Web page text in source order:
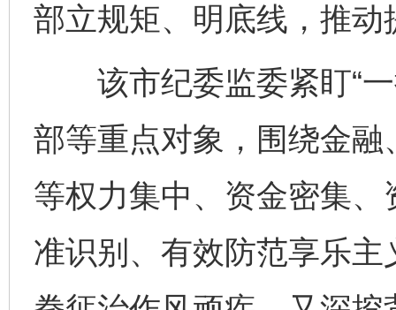
部立规矩、明底线，推
该市纪委监委紧盯“一
部等重点对象，围绕金
等权力集中、资金密集
准识别、有效防范享乐